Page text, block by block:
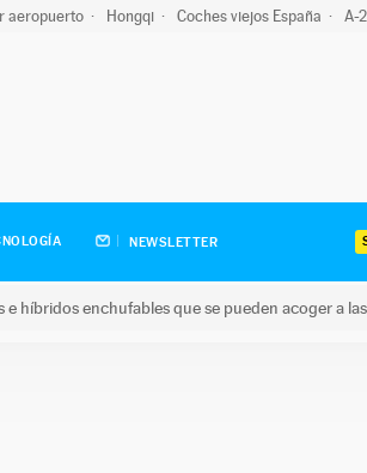
aeropuerto Hongqi Coches viejos España A-2
NEWSLETTER
híbridos enchufables que se pueden acoger a